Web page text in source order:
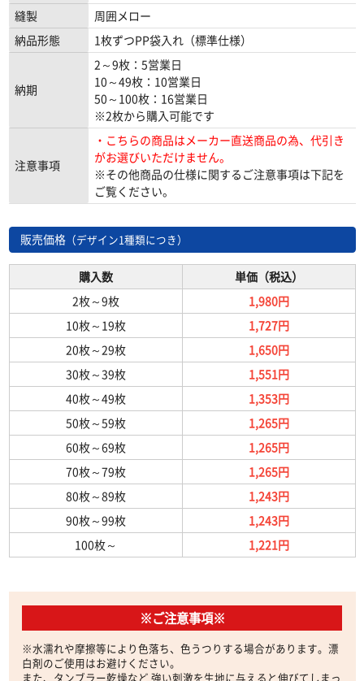
縫製
周囲メロー
納品形態
1枚ずつPP袋入れ（標準仕様）
納期
2～9枚：5営業日
10～49枚：10営業日
50～100枚：16営業日
※2枚から購入可能です
注意事項
・こちらの商品はメーカー直送商品の為、代引き
がお選びいただけません。
※その他商品の仕様に関するご注意事項は下記を
ご覧ください。
販売価格（デザイン1種類につき）
購入数
単価（税込）
2枚～9枚
1,980円
10枚～ 19枚
1,727円
20枚～29枚
1,650円
30枚～ 39枚
1,551円
40枚～49枚
1,353円
50枚～ 59枚
1,265円
60枚～69枚
1,265円
70枚～79枚
1,265円
80枚～89枚
1,243円
90枚～99枚
1,243円
100枚～ 1,221円
※ご注意事項※
※水濡れや摩擦等により色落ち、色うつりする場合があります。漂
白剤のご使用はお避けください。
また、タンブラー乾燥など 強い刺激を生地に与えると伸びてしまっ